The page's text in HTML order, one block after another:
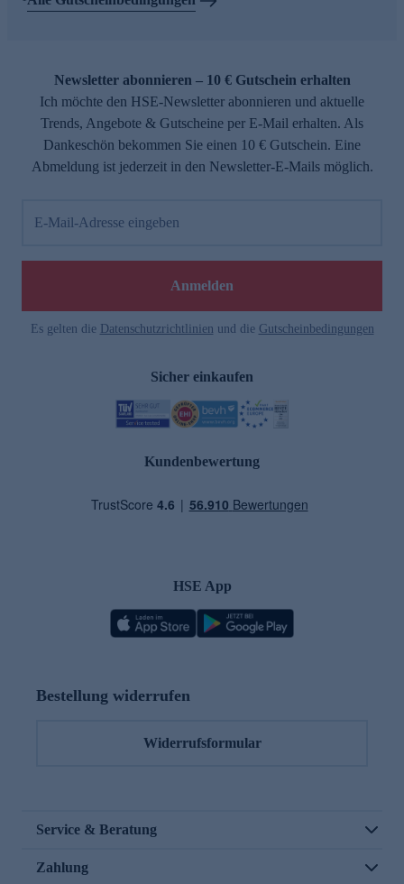
Newsletter abonnieren – 10 € Gutschein erhalten
Ich möchte den HSE-Newsletter abonnieren und aktuelle
Trends, Angebote & Gutscheine per E-Mail erhalten. Als
Dankeschön bekommen Sie einen 10 € Gutschein. Eine
Abmeldung ist jederzeit in den Newsletter-E-Mails möglich.
E-Mail-Adresse eingeben
Anmelden
Es gelten die Datenschutzrichtlinien und die Gutscheinbedingungen
Sicher einkaufen
Kundenbewertung
HSE App
Bestellung widerrufen
Widerrufsformular
Service & Beratung
Zahlung